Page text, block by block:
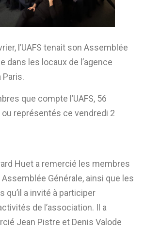
l’UAFS tenait son Assemblée
dans les locaux de l’agence
Paris.
que compte l’UAFS, 56
représentés ce vendredi 2
Huet a remercié les membres
Générale, ainsi que les
qu’il a invité à participer
de l’association. Il a
Jean Pistre et Denis Valode